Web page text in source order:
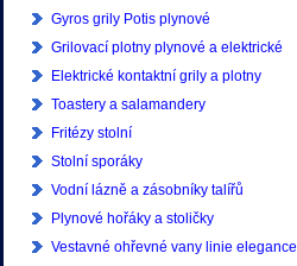
Gyros grily Potis plynové
Grilovací plotny plynové a elektrické
Elektrické kontaktní grily a plotny
Toastery a salamandery
Fritézy stolní
Stolní sporáky
Vodní lázně a zásobníky talířů
Plynové hořáky a stoličky
Vestavné ohřevné vany linie elegance